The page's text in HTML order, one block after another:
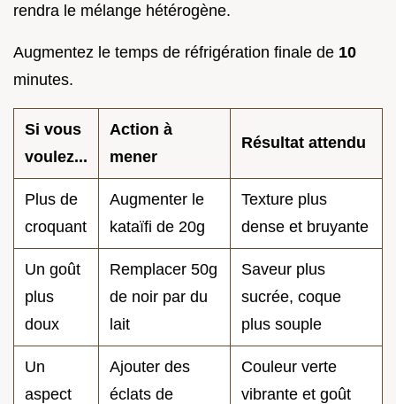
rendra le mélange hétérogène.
Augmentez le temps de réfrigération finale de 10
minutes.
Si vous
voulez...
Action à
mener
Résultat attendu
Plus de
croquant
Augmenter le
kataïfi de 20g
Texture plus
dense et bruyante
Un goût
plus
doux
Remplacer 50g
de noir par du
lait
Saveur plus
sucrée, coque
plus souple
Un
aspect
Ajouter des
éclats de
Couleur verte
vibrante et goût